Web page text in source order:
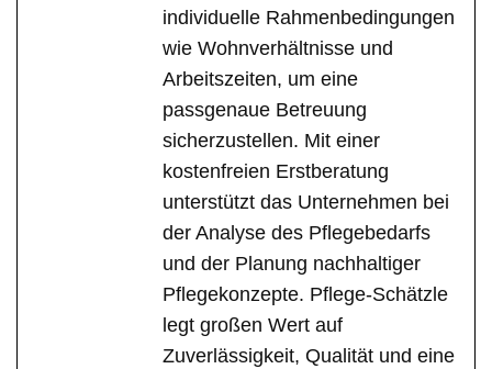
individuelle Rahmenbedingungen
wie Wohnverhältnisse und
Arbeitszeiten, um eine
passgenaue Betreuung
sicherzustellen. Mit einer
kostenfreien Erstberatung
unterstützt das Unternehmen bei
der Analyse des Pflegebedarfs
und der Planung nachhaltiger
Pflegekonzepte. Pflege-Schätzle
legt großen Wert auf
Zuverlässigkeit, Qualität und eine